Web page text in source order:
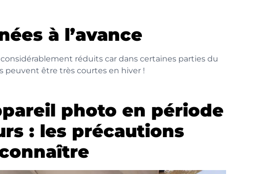
à l’avance
réduits car dans certaines parties du
peuvent être très courtes en hiver !
photo en période
: les précautions